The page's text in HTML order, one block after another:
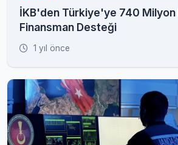
İKB'den Türkiye'ye 740 Milyon
Finansman Desteği
1 yıl önce